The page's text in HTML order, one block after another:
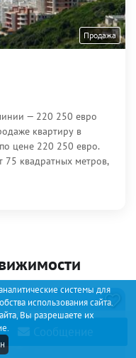
системы для
использования сайта.
Вы разрешаете их
Продажа
— 220 250 евро
квартиру в
цене 220 250 евро.
75 квадратных метров,
Сообщение